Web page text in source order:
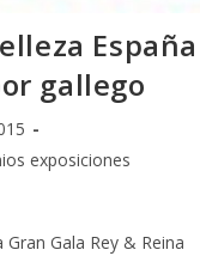
España
gallego
exposiciones
Gala Rey & Reina